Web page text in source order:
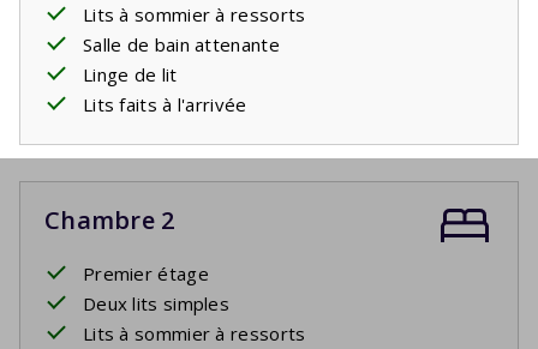
Lits à sommier à ressorts
Salle de bain attenante
Linge de lit
Lits faits à l'arrivée
Chambre 2
Premier étage
Deux lits simples
Lits à sommier à ressorts